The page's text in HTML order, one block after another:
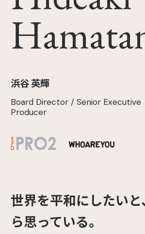
浜谷 英輝
Board Director / Senior Executive
Producer
世界を平和にしたい
ら思っている。